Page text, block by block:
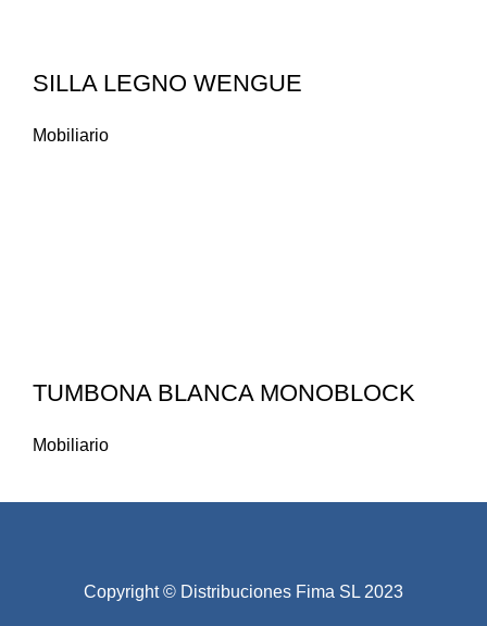
SILLA LEGNO WENGUE
Mobiliario
TUMBONA BLANCA MONOBLOCK
Mobiliario
Copyright © Distribuciones Fima SL 2023